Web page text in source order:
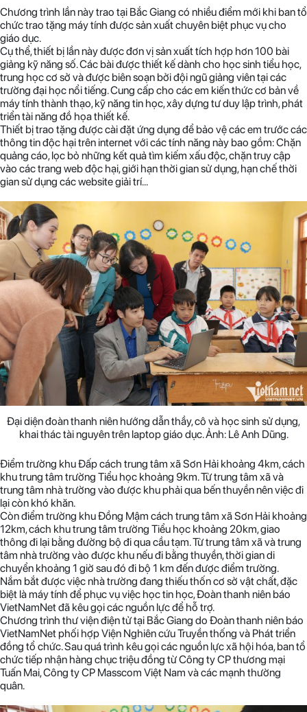
Chương trình lần này trao tại Bắc Giang có nhiều điểm mới khi ban tổ
chức trao tặng máy tính được sản xuất chuyên biệt phục vụ cho
giáo dục.
Cụ thể, thiết bị lần này được đơn vị sản xuất tích hợp hơn 100 bài
giảng kỹ năng số. Các bài được thiết kế dành cho học sinh tiểu học,
trung học cơ sở và được biên soạn bởi đội ngũ giảng viên tại các
trường đại học nổi tiếng. Cung cấp cho các em kiến thức cơ bản về
máy tính thành thạo, kỹ năng tin học, xây dựng tư duy lập trình, phát
triển tài năng đồ họa thiết kế.
Thiết bị trao tặng được cài đặt ứng dụng để bảo vệ các em trước các
thông tin độc hại trên internet với các tính năng này bao gồm: Chặn
quảng cáo, lọc bỏ những kết quả tìm kiếm xấu độc, chặn truy cập
vào các trang web độc hại, giới hạn thời gian sử dụng, hạn chế thời
gian sử dụng các website giải trí…
Đại diện đoàn thanh niên hướng dẫn thầy, cô và học sinh sử dụng,
khai thác tài nguyên trên laptop giáo dục. Ảnh: Lê Anh Dũng.
Điểm trường khu Đấp cách trung tâm xã Sơn Hải khoảng 4km, cách
khu trung tâm trường Tiểu học khoảng 9km. Từ trung tâm xã và
trung tâm nhà trường vào được khu phải qua bến thuyền nên việc đi
lại còn khó khăn.
Còn điểm trường khu Đồng Mậm cách trung tâm xã Sơn Hải khoảng
12km, cách khu trung tâm trường Tiểu học khoảng 20km, giao
thông đi lại bằng đường bộ đi qua cầu tạm. Từ trung tâm xã và trung
tâm nhà trường vào được khu nếu đi bằng thuyền, thời gian di
chuyển khoảng 1 giờ sau đó đi bộ 1 km đến được điểm trường.
Nắm bắt được việc nhà trường đang thiếu thốn cơ sở vật chất, đặc
biệt là máy tính để phục vụ việc học tin học, Đoàn thanh niên báo
VietNamNet đã kêu gọi các nguồn lực để hỗ trợ.
Chương trình thư viện điện tử tại Bắc Giang do Đoàn thanh niên báo
VietNamNet phối hợp Viện Nghiên cứu Truyền thống và Phát triển
đồng tổ chức. Sau quá trình kêu gọi các nguồn lực xã hội hóa, ban tổ
chức tiếp nhận hàng chục triệu đồng từ Công ty CP thương mại
Tuấn Mai, Công ty CP Masscom Việt Nam và các mạnh thường
quân.